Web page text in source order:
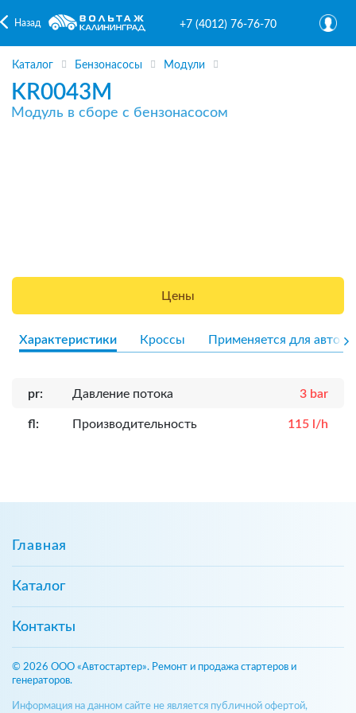
Назад +7 (4012) 76-76-70
Каталог Бензонасосы Модули
KR0043M
Модуль в сборе с бензонасосом
Цены
Характеристики Кроссы Применяется для авто
pr: Давление потока 3 bar
fl: Производительность 115 l/h
Главная
Каталог
Контакты
© 2026 ООО «Автостартер». Ремонт и продажа стартеров и
генераторов.
Информация на данном сайте не является публичной офертой,